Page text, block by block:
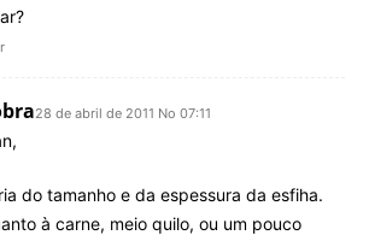
28 de abril de 2011 No 07:11
do tamanho e da espessura da esfiha.
à carne, meio quilo, ou um pouco